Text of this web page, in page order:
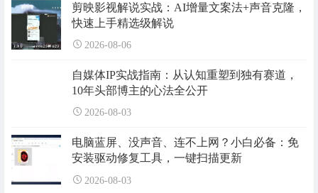
剪映影视解说实战：AI增量文案法+声音克隆，
快速上手精选级解说
2026-08-06
自媒体IP实战指南：从认知重塑到独有赛道，
10年头部博主的心法全公开
2026-08-03
电脑蓝屏、没声音、连不上网？小白必备：免
安装驱动修复工具，一键扫描更新
2026-08-03